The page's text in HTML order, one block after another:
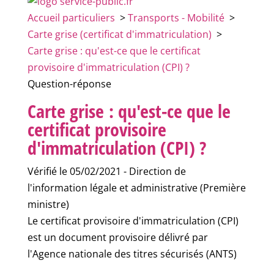
Accueil particuliers >Transports - Mobilité >
Carte grise (certificat d'immatriculation) >
Carte grise : qu'est-ce que le certificat
provisoire d'immatriculation (CPI) ?
Question-réponse
Carte grise : qu'est-ce que le
certificat provisoire
d'immatriculation (CPI) ?
Vérifié le 05/02/2021 - Direction de
l'information légale et administrative (Première
ministre)
Le certificat provisoire d'immatriculation (CPI)
est un document provisoire délivré par
l'Agence nationale des titres sécurisés (ANTS)